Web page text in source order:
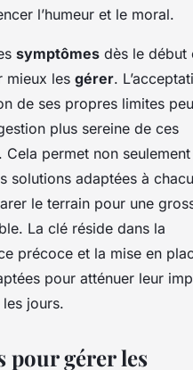
l’humeur et le moral.
symptômes dès le début
mieux les gérer.
de ses propres limites
plus sereine de ces
Cela permet non seulement
solutions adaptées à
le terrain pour une
La clé réside dans la
précoce et la mise en
pour atténuer leur
jours.
pour gérer les